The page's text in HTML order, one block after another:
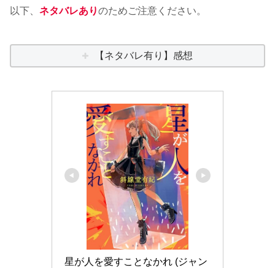
以下、 ネタバレありのためご注意ください。
【ネタバレ有り】感想
星が人を愛すことなかれ (ジャン